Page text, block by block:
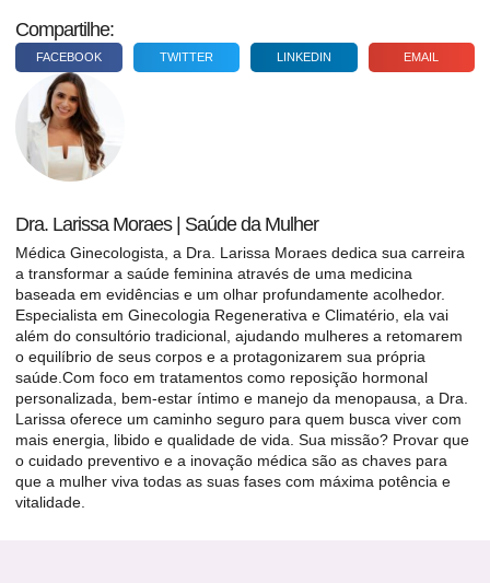
Compartilhe:
FACEBOOK TWITTER LINKEDIN EMAIL
Dra. Larissa Moraes | Saúde da Mulher
Médica Ginecologista, a Dra. Larissa Moraes dedica sua carreira
a transformar a saúde feminina através de uma medicina
baseada em evidências e um olhar profundamente acolhedor.
Especialista em Ginecologia Regenerativa e Climatério, ela vai
além do consultório tradicional, ajudando mulheres a retomarem
o equilíbrio de seus corpos e a protagonizarem sua própria
saúde.Com foco em tratamentos como reposição hormonal
personalizada, bem-estar íntimo e manejo da menopausa, a Dra.
Larissa oferece um caminho seguro para quem busca viver com
mais energia, libido e qualidade de vida. Sua missão? Provar que
o cuidado preventivo e a inovação médica são as chaves para
que a mulher viva todas as suas fases com máxima potência e
vitalidade.